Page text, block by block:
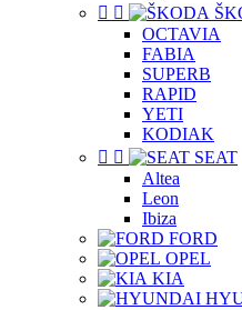
 
OCTAVIA
FABIA
SUPERB
RAPID
YETI
KODIAK
 
SEAT
Altea
Leon
Ibiza
FORD
OPEL
KIA